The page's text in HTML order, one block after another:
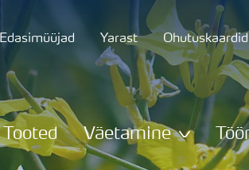
Edasimüüjad Yarast Ohutuskaardid
Tooted Väetamine